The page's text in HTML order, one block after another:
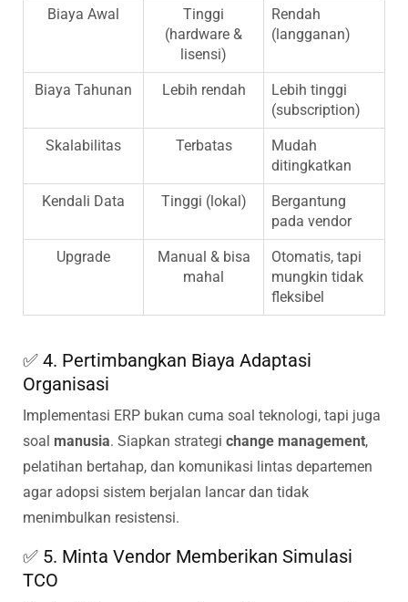
Biaya Awal
Tinggi
(hardware &
lisensi)
Rendah
(langganan)
Biaya Tahunan Lebih rendah
Lebih tinggi
(subscription)
Skalabilitas Terbatas
Mudah
ditingkatkan
Kendali Data Tinggi (lokal)
Bergantung
pada vendor
Upgrade
Manual & bisa
mahal
Otomatis, tapi
mungkin tidak
fleksibel
✅ 4. Pertimbangkan Biaya Adaptasi
Organisasi
Implementasi ERP bukan cuma soal teknologi, tapi juga
soal manusia. Siapkan strategi change management,
pelatihan bertahap, dan komunikasi lintas departemen
agar adopsi sistem berjalan lancar dan tidak
menimbulkan resistensi.
✅ 5. Minta Vendor Memberikan Simulasi
TCO